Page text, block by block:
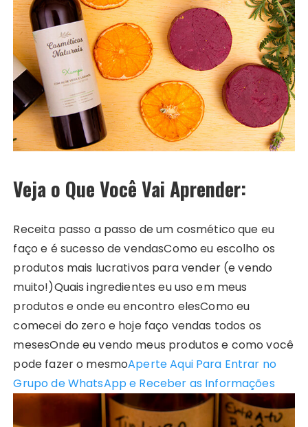
Veja o Que Você Vai Aprender:
Receita passo a passo de um cosmético que eu
faço e é sucesso de vendasComo eu escolho os
produtos mais lucrativos para vender (e vendo
muito!)Quais ingredientes eu uso em meus
produtos e onde eu encontro elesComo eu
comecei do zero e hoje faço vendas todos os
mesesOnde eu vendo meus produtos e como você
pode fazer o mesmoAperte Aqui Para Entrar no
Grupo de WhatsApp e Receber as Informações